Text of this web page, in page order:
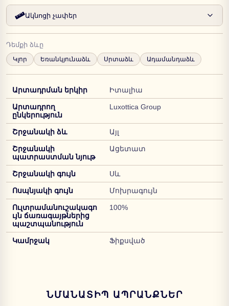
Ակնոցի չափեր
Դեմքի ձևը
Կլոր Եռանկյունաձև Սրտաձև Ադամանդաձև
Արտադրման երկիր Իտալիա
Արտադրող
ընկերություն
Luxottica Group
Շրջանակի ձև Այլ
Շրջանակի
պատրաստման նյութ
Ացետատ
Շրջանակի գույն Սև
Ոսպնյակի գույն Մոխրագույն
Ուլտրամանուշակագո
ւյն ճառագայթներից
պաշտպանություն
100%
Կամրջակ Ֆիքսված
ՆՄԱՆԱՏԻՊ ԱՊՐԱՆՔՆԵՐ